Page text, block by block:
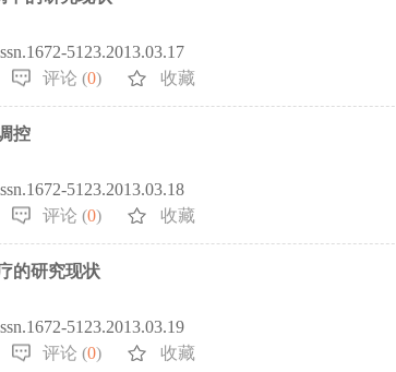
5123.2013.03.17
评论 (0) 收藏
控
5123.2013.03.18
评论 (0) 收藏
的研究现状
5123.2013.03.19
评论 (0) 收藏